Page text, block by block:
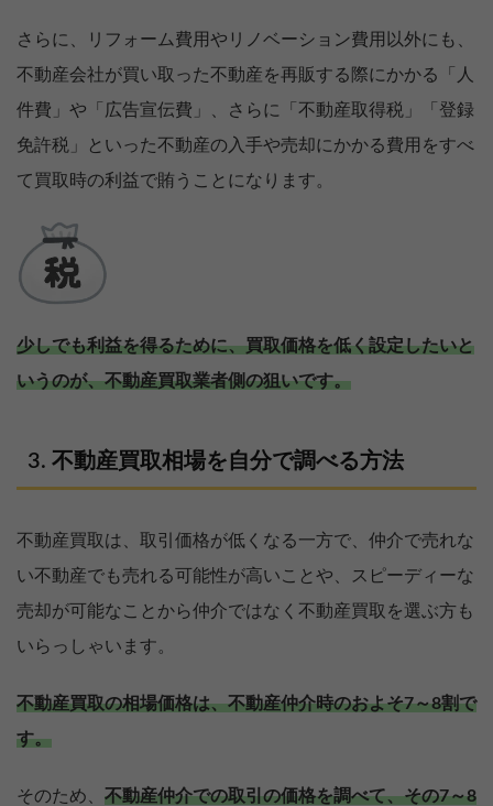
さらに、リフォーム費用やリノベーション費用以外にも、
不動産会社が買い取った不動産を再販する際にかかる「人
件費」や「広告宣伝費」、さらに「不動産取得税」「登録
免許税」といった不動産の入手や売却にかかる費用をすべ
て買取時の利益で賄うことになります。
少しでも利益を得るために、買取価格を低く設定したいと
いうのが、不動産買取業者側の狙いです。
不動産買取相場を自分で調べる方法
不動産買取は、取引価格が低くなる一方で、仲介で売れな
い不動産でも売れる可能性が高いことや、スピーディーな
売却が可能なことから仲介ではなく不動産買取を選ぶ方も
いらっしゃいます。
不動産買取の相場価格は、不動産仲介時のおよそ7～8割で
す。
そのため、 不動産仲介での取引の価格を調べて、その7～8